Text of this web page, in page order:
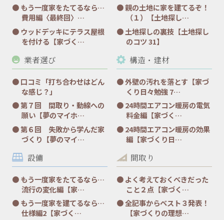
もう一度家をたてるなら…
費用編〈最終回〉…
ウッドデッキにテラス屋根
を付ける【家づく…
親の土地に家を建てるぞ！
（１）【土地探し…
土地探しの裏技【土地探し
のコツ 31】
業者選び
口コミ「打ち合わせはどん
な感じ？」
第７回 間取り・動線への
願い【夢のマイホ…
第６回 失敗から学んだ家
づくり【夢のマイ…
構造・建材
外壁の汚れを落とす【家づ
くり日々勉強 7…
24時間エアコン暖房の電気
料金編【家づく…
24時間エアコン暖房の効果
編【家づくり日…
設備
もう一度家をたてるなら…
流行の変化編【家…
もう一度家を建てるなら…
仕様編2【家づく…
間取り
よく考えておくべきだった
こと２点【家づく…
全記事からベスト３発表！
【家づくりの理想…